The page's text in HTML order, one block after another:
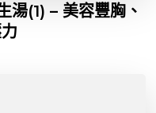
湯(1) – 美容豐胸、